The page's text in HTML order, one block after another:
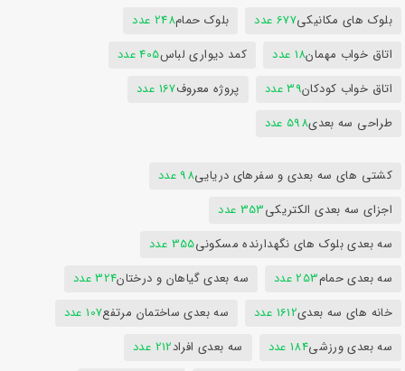
بلوک های مکانیکی677 عدد بلوک حمام248 عدد
اتاق خواب مهمان18 عدد کمد دیواری لباس405 عدد
اتاق خواب کودکان39 عدد پروژه معروف167 عدد
طراحی سه بعدی598 عدد
کشتی های سه بعدی و سفرهای دریایی98 عدد
اجزای سه بعدی الکتریکی353 عدد
سه بعدی بلوک های نگهدارنده مسکونی355 عدد
سه بعدی حمام253 عدد سه بعدی گیاهان و درختان324 عدد
خانه های سه بعدی1612 عدد سه بعدی ساختمان مرتفع107 عدد
سه بعدی ورزشی184 عدد سه بعدی افراد212 عدد